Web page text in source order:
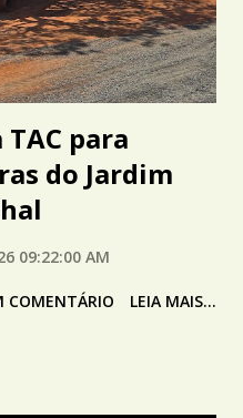
para
do Jardim
09:22:00 AM
COMENTÁRIO LEIA MAIS...